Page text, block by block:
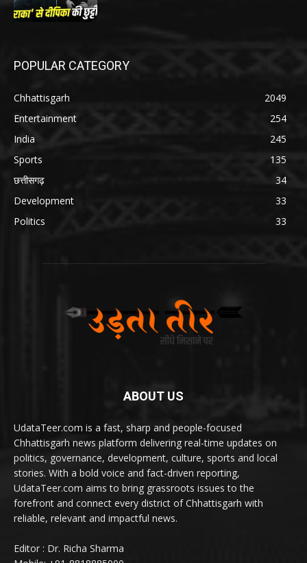
POPULAR CATEGORY
Chhattisgarh
2049
Entertainment
254
India
245
Sports
135
छत्तीसगढ़
34
Development
33
Politics
33
ABOUT US
UdataTeer.com is a fast, sharp and people-focused
Chhattisgarh news platform delivering real-time updates on
politics, governance, development, culture, sports and local
stories. With a bold voice and fact-driven reporting,
UdataTeer.com aims to bring grassroots issues to the
forefront and connect every district of Chhattisgarh with
reliable, relevant and impactful news.
Editor : Dr. Richa Sharma